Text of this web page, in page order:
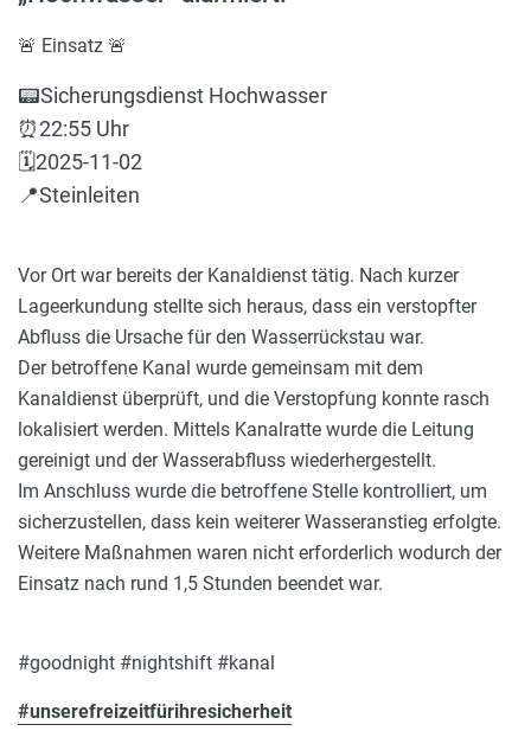
🚨 Einsatz 🚨
📟Sicherungsdienst Hochwasser
⏰22:55 Uhr
🗓️2025-11-02
📍Steinleiten
Vor Ort war bereits der Kanaldienst tätig. Nach kurzer
Lageerkundung stellte sich heraus, dass ein verstopfter
Abfluss die Ursache für den Wasserrückstau war.
Der betroffene Kanal wurde gemeinsam mit dem
Kanaldienst überprüft, und die Verstopfung konnte rasch
lokalisiert werden. Mittels Kanalratte wurde die Leitung
gereinigt und der Wasserabfluss wiederhergestellt.
Im Anschluss wurde die betroffene Stelle kontrolliert, um
sicherzustellen, dass kein weiterer Wasseranstieg erfolgte.
Weitere Maßnahmen waren nicht erforderlich wodurch der
Einsatz nach rund 1,5 Stunden beendet war.
#goodnight #nightshift #kanal
#unserefreizeitfürihresicherheit